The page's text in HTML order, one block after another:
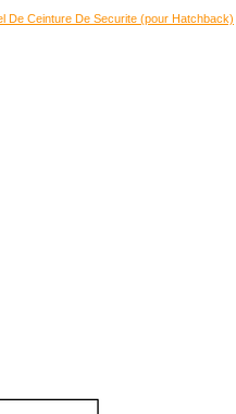
De Ceinture De Securite (pour Hatchback)